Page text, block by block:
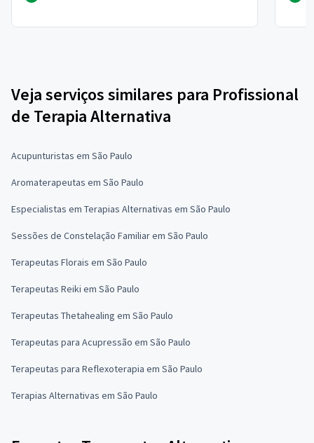
Veja serviços similares para Profissional
de Terapia Alternativa
Acupunturistas em São Paulo
Aromaterapeutas em São Paulo
Especialistas em Terapias Alternativas em São Paulo
Sessões de Constelação Familiar em São Paulo
Terapeutas Florais em São Paulo
Terapeutas Reiki em São Paulo
Terapeutas Thetahealing em São Paulo
Terapeutas para Acupressão em São Paulo
Terapeutas para Reflexoterapia em São Paulo
Terapias Alternativas em São Paulo